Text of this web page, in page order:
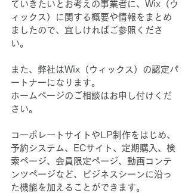
ていきたいとお考えの事業者に、Wix（ウ
ィックス）に関する概要や情報をまとめ
ましたので、宜しければご参照くださ
い。
また、弊社はWix（ウィックス）の認定パ
ートナーになります。
ホームページのご相談はお申し付けくだ
さい。
コーポレートサイトやLP制作をはじめ、
予約システム、ECサイト、定期購入、検
索ページ、会員限定ページ、動画コンテ
ンツページなど、ビジネスシーンに沿っ
た機能を加えることができます。